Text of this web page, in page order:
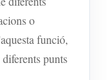
o
funció,
punts